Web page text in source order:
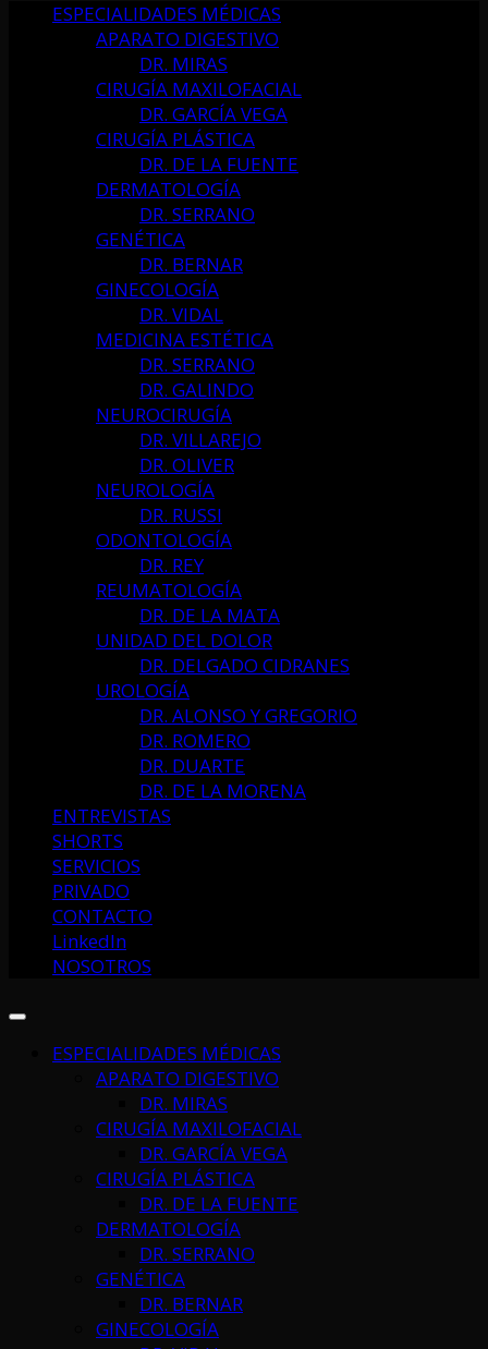
ESPECIALIDADES MÉDICAS
APARATO DIGESTIVO
DR. MIRAS
CIRUGÍA MAXILOFACIAL
DR. GARCÍA VEGA
CIRUGÍA PLÁSTICA
DR. DE LA FUENTE
DERMATOLOGÍA
DR. SERRANO
GENÉTICA
DR. BERNAR
GINECOLOGÍA
DR. VIDAL
MEDICINA ESTÉTICA
DR. SERRANO
DR. GALINDO
NEUROCIRUGÍA
DR. VILLAREJO
DR. OLIVER
NEUROLOGÍA
DR. RUSSI
ODONTOLOGÍA
DR. REY
REUMATOLOGÍA
DR. DE LA MATA
UNIDAD DEL DOLOR
DR. DELGADO CIDRANES
UROLOGÍA
DR. ALONSO Y GREGORIO
DR. ROMERO
DR. DUARTE
DR. DE LA MORENA
ENTREVISTAS
SHORTS
SERVICIOS
PRIVADO
CONTACTO
LinkedIn
NOSOTROS
ESPECIALIDADES MÉDICAS
APARATO DIGESTIVO
DR. MIRAS
CIRUGÍA MAXILOFACIAL
DR. GARCÍA VEGA
CIRUGÍA PLÁSTICA
DR. DE LA FUENTE
DERMATOLOGÍA
DR. SERRANO
GENÉTICA
DR. BERNAR
GINECOLOGÍA